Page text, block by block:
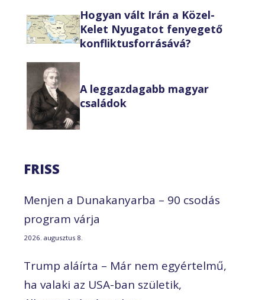
Hogyan vált Irán a Közel-
Kelet Nyugatot fenyegető
konfliktusforrásává?
A leggazdagabb magyar
családok
FRISS
Menjen a Dunakanyarba – 90 csodás
program várja
2026. augusztus 8.
Trump aláírta – Már nem egyértelmű,
ha valaki az USA-ban születik,